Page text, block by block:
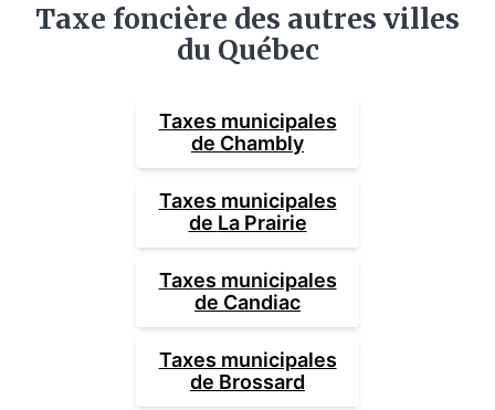
Taxe foncière des autres villes
du Québec
Taxes municipales
de Chambly
Taxes municipales
de La Prairie
Taxes municipales
de Candiac
Taxes municipales
de Brossard